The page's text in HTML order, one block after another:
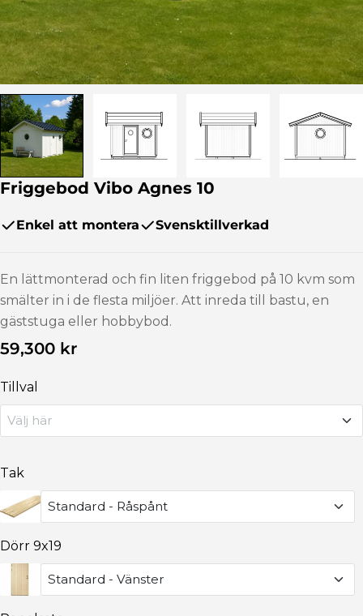
Friggebod Vibo Agnes 10
Enkel att montera Svensktillverkad
En lättmonterad och fin liten friggebod på 10 kvm som
smälter in i de flesta miljöer. Att inreda till bastu, en
gäststuga eller hobbybod.
Ordinarie
59,300 kr
Tillval
Välj här
Plåtsats+11,250 kr
Putsad Pärlspont obehandlad
Tak
Standard - Råspånt
Plåttak inkl. plåtsats Svart
Dörr 9x19
Standard - Vänster